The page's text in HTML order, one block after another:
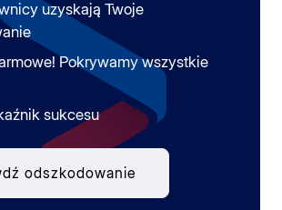
uzyskają Twoje
Pokrywamy wszystkie
sukcesu
odszkodowanie